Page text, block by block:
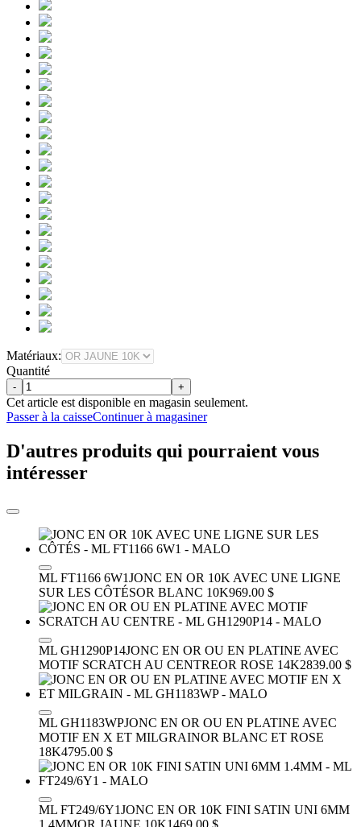
Matériaux:
Quantité
- +
Cet article est disponible en magasin seulement.
Passer à la caisseContinuer à magasiner
D'autres produits qui pourraient vous
intéresser
ML FT1166 6W1JONC EN OR 10K AVEC UNE LIGNE
SUR LES CÔTÉSOR BLANC 10K969.00 $
ML GH1290P14JONC EN OR OU EN PLATINE AVEC
MOTIF SCRATCH AU CENTREOR ROSE 14K2839.00 $
ML GH1183WPJONC EN OR OU EN PLATINE AVEC
MOTIF EN X ET MILGRAINOR BLANC ET ROSE
18K4795.00 $
ML FT249/6Y1JONC EN OR 10K FINI SATIN UNI 6MM
1.4MMOR JAUNE 10K1469.00 $